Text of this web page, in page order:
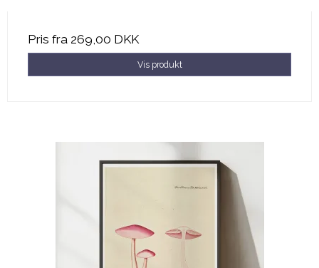
Pris fra 269,00 DKK
Vis produkt